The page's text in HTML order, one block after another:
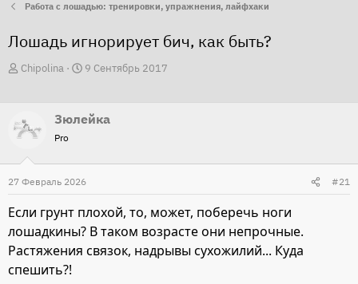
Работа с лошадью: тренировки, упражнения, лайфхаки
Лошадь игнорирует бич, как быть?
А
о
т
е
ы
Chipolina
Д
а
а
ч
л
9 Сентябрь 2017
Зюлейка
Pro
27 Февраль 2026 #21
Если грунт плохой, то, может, поберечь ноги
лошадкины? В таком возрасте они непрочные.
Растяжения связок, надрывы сухожилий... Куда
спешить?!